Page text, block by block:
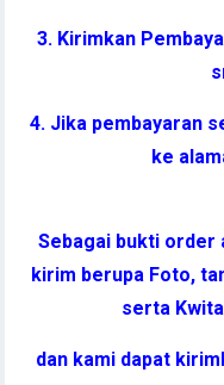
3. Kirimkan
4. Jika pembayaran
ke
Sebagai bukti order
kirim berupa Foto,
serta
dan kami dapat